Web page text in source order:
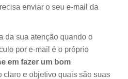
enviar o seu e-mail da
da sua atenção quando o
por e-mail é o próprio
em fazer um bom
claro e objetivo quais são suas